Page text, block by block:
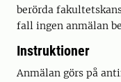
berörda
fall ingen anmälan
Instruktioner
Anmälan görs på